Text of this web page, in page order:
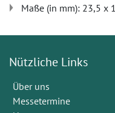
Maße (in mm): 23,5 x
Nützliche Links
Über uns
Messetermine